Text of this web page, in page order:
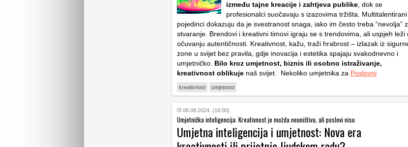
između tajne kreacije i zahtjeva publike, dok se
profesionalci suočavaju s izazovima tržišta. Multitalentirani
pojedinci dokazuju da je svestranost snaga, iako im često treba “nevolja”
stvaranje. Brendovi i kreativni timovi igraju se s trendovima, ali uspjeh leži
očuvanju autentičnosti. Kreativnost, kažu, traži hrabrost – izlazak iz
zone u svijet bez pravila, gdje inovacija i estetika spajaju svakodnevno i
umjetničko. Bilo kroz umjetnost, biznis ili osobno istraživanje,
kreativnost oblikuje naš svijet. Nekoliko umjetnika za Poslovni
kreativnost umjetnost
08.09.2024. (16:00)
Umjetnička inteligencija: Kreativnost je možda neuništiva, ali poslovi nisu
Umjetna inteligencija i umjetnost: Nova era